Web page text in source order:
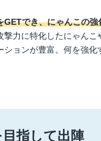
GETでき、にゃんこの強
撃力に特化したにゃんこ
ションが豊富。何を強化
指して出陣